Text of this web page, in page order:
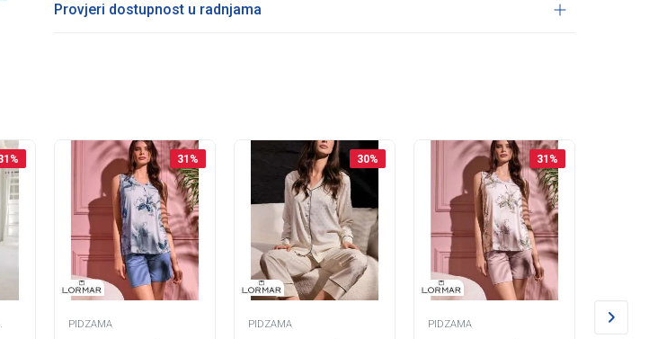
Provjeri dostupnost u radnjama
% 31 %
PIDZAMA
30%
PIDZAMA
31 %
PIDZAMA